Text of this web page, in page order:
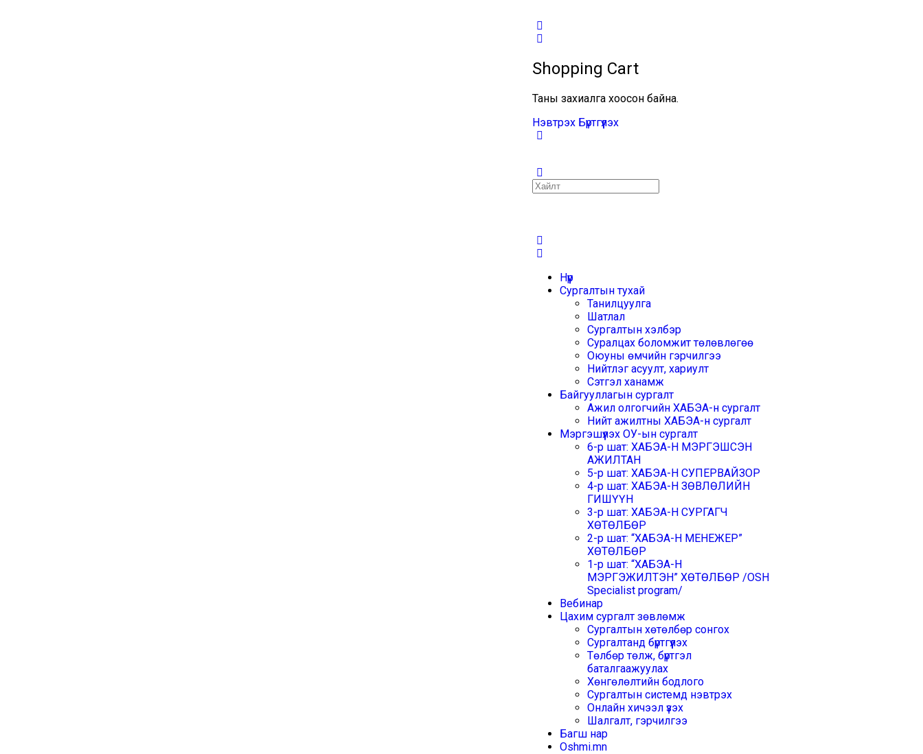
Shopping Cart
Таны захиалга хоосон байна.
Нэвтрэх Бүртгүүлэх
Нүүр
Сургалтын тухай
Танилцуулга
Шатлал
Сургалтын хэлбэр
Суралцах боломжит төлөвлөгөө
Оюуны өмчийн гэрчилгээ
Нийтлэг асуулт, хариулт
Сэтгэл ханамж
Байгууллагын сургалт
Ажил олгогчийн ХАБЭА-н сургалт
Нийт ажилтны ХАБЭА-н сургалт
Мэргэшүүлэх ОУ-ын сургалт
6-р шат: ХАБЭА-Н МЭРГЭШСЭН
АЖИЛТАН
5-р шат: ХАБЭА-Н СУПЕРВАЙЗОР
4-р шат: ХАБЭА-Н ЗӨВЛӨЛИЙН
ГИШҮҮН
3-р шат: ХАБЭА-Н СУРГАГЧ
ХӨТӨЛБӨР
2-р шат: “ХАБЭА-Н МЕНЕЖЕР”
ХӨТӨЛБӨР
1-р шат: “ХАБЭА-Н
МЭРГЭЖИЛТЭН” ХӨТӨЛБӨР /OSH
Specialist program/
Вебинар
Цахим сургалт зөвлөмж
Сургалтын хөтөлбөр сонгох
Сургалтанд бүртгүүлэх
Төлбөр төлж, бүртгэл
баталгаажуулах
Хөнгөлөлтийн бодлого
Сургалтын системд нэвтрэх
Онлайн хичээл үзэх
Шалгалт, гэрчилгээ
Багш нар
Oshmi.mn